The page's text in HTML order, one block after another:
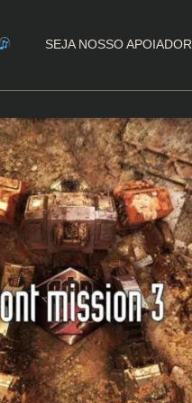
SEJA NOSSO APOIADOR